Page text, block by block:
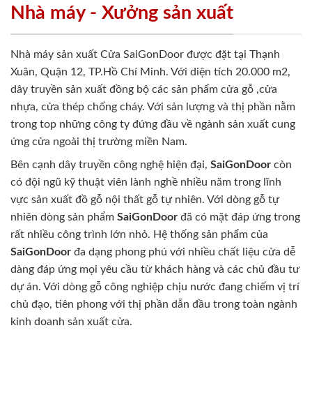
Nhà máy - Xưởng sản xuất
Nhà máy sản xuất Cửa SaiGonDoor được đặt tại Thạnh
Xuân, Quận 12, TP.Hồ Chí Minh. Với diện tích 20.000 m2,
dây truyền sản xuất đồng bộ các sản phẩm cửa gỗ ,cửa
nhựa, cửa thép chống cháy. Với sản lượng và thị phần nằm
trong top những công ty đứng đầu về ngành sản xuất cung
ứng cửa ngoài thị trường miền Nam.
Bên cạnh dây truyền công nghệ hiện đại, SaiGonDoor còn
có đội ngũ kỹ thuật viên lành nghề nhiều năm trong lĩnh
vực sản xuất đồ gỗ nội thất gỗ tự nhiên. Với dòng gỗ tự
nhiên dòng sản phẩm SaiGonDoor đã có mặt đáp ứng trong
rất nhiều công trình lớn nhỏ. Hệ thống sản phẩm của
SaiGonDoor đa dạng phong phú với nhiều chất liệu cửa dễ
dàng đáp ứng mọi yêu cầu từ khách hàng và các chủ đầu tư
dự án. Với dòng gỗ công nghiệp chịu nước đang chiếm vị trí
chủ đạo, tiên phong với thị phần dẫn đầu trong toàn ngành
kinh doanh sản xuất cửa.